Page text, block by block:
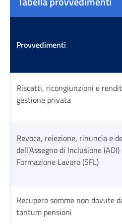
Provvedimenti
Riscatti, ricongiunzioni e
gestione privata
Revoca, reiezione, rinuncia e
dell’Assegno di Inclusione
Formazione Lavoro (SFL)
Recupero somme non dovute
tantum pensioni